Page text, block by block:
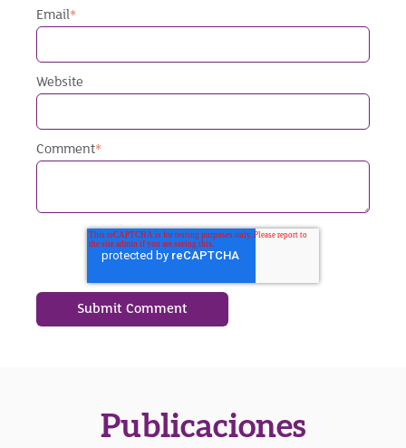
Email*
Website
Comment*
Publicaciones